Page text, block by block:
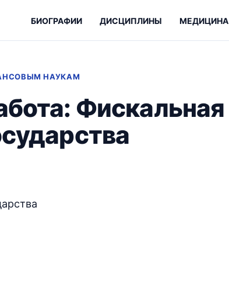
БИОГРАФИИ ДИСЦИПЛИНЫ МЕДИЦИНА
НАУКАМ
Фискальная